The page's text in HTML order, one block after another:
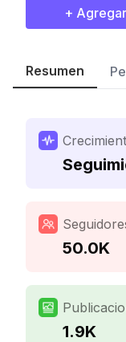
+
Resumen
50.0K
1.9K